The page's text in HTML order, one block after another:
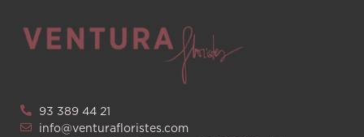
93 389 44 21
info@venturafloristes.com